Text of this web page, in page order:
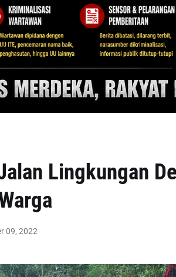
Lingkungan
09, 2022